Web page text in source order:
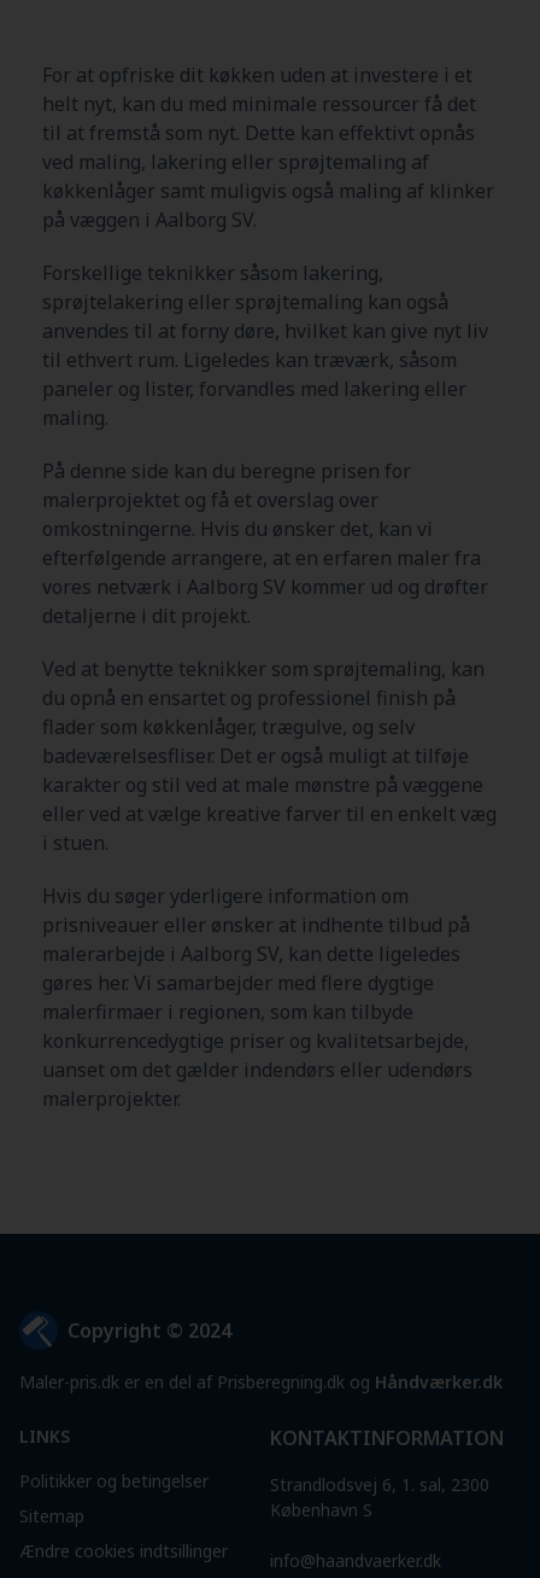
For at opfriske dit køkken uden at investere i et
helt nyt, kan du med minimale ressourcer få det
til at fremstå som nyt. Dette kan effektivt opnås
ved maling, lakering eller sprøjtemaling af
køkkenlåger samt muligvis også maling af klinker
på væggen i Aalborg SV.
Forskellige teknikker såsom lakering,
sprøjtelakering eller sprøjtemaling kan også
anvendes til at forny døre, hvilket kan give nyt liv
til ethvert rum. Ligeledes kan træværk, såsom
paneler og lister, forvandles med lakering eller
maling.
På denne side kan du beregne prisen for
malerprojektet og få et overslag over
omkostningerne. Hvis du ønsker det, kan vi
efterfølgende arrangere, at en erfaren maler fra
vores netværk i Aalborg SV kommer ud og drøfter
detaljerne i dit projekt.
Ved at benytte teknikker som sprøjtemaling, kan
du opnå en ensartet og professionel finish på
flader som køkkenlåger, trægulve, og selv
badeværelsesfliser. Det er også muligt at tilføje
karakter og stil ved at male mønstre på væggene
eller ved at vælge kreative farver til en enkelt væg
i stuen.
Hvis du søger yderligere information om
prisniveauer eller ønsker at indhente tilbud på
malerarbejde i Aalborg SV, kan dette ligeledes
gøres her. Vi samarbejder med flere dygtige
malerfirmaer i regionen, som kan tilbyde
konkurrencedygtige priser og kvalitetsarbejde,
uanset om det gælder indendørs eller udendørs
malerprojekter.
Copyright © 2024
Maler-pris.dk er en del af Prisberegning.dk og Håndværker.dk
LINKS
Politikker og betingelser
Sitemap
Ændre cookies indtsillinger
KONTAKTINFORMATION
Strandlodsvej 6, 1. sal, 2300
København S
info@haandvaerker.dk